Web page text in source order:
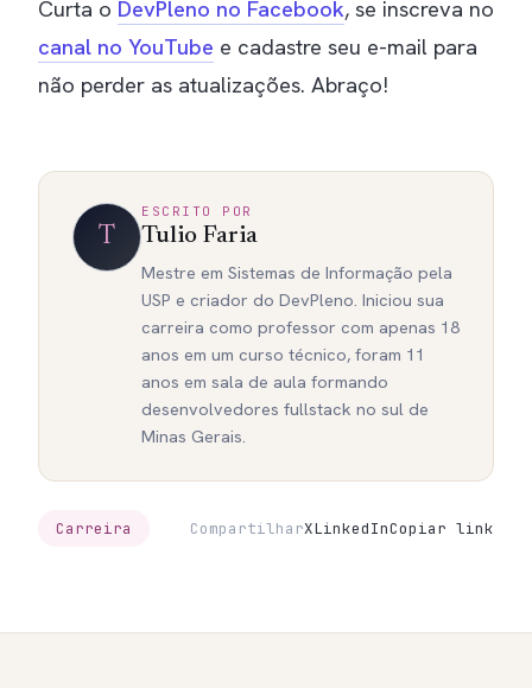
Curta o DevPleno no Facebook, se inscreva no
canal no YouTube e cadastre seu e-mail para
não perder as atualizações. Abraço!
T
ESCRITO POR
Tulio Faria
Mestre em Sistemas de Informação pela
USP e criador do DevPleno. Iniciou sua
carreira como professor com apenas 18
anos em um curso técnico, foram 11
anos em sala de aula formando
desenvolvedores fullstack no sul de
Minas Gerais.
Carreira CompartilharXLinkedInCopiar link